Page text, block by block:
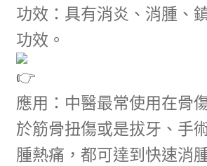
功效：具有消炎、消腫、
功效。
應用：中醫最常使用在骨
於筋骨扭傷或是拔牙、手
腫熱痛，都可達到快速消